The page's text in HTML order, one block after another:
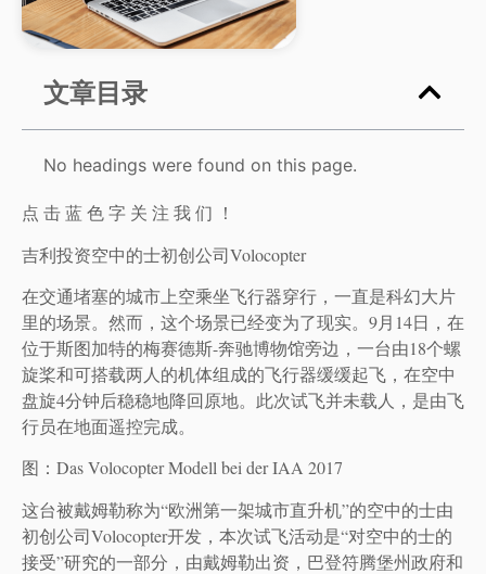
文章目录
No headings were found on this page.
点 击 蓝 色 字 关 注 我 们 ！
吉利投资空中的士初创公司Volocopter
在交通堵塞的城市上空乘坐飞行器穿行，一直是科幻大片
里的场景。然而，这个场景已经变为了现实。9月14日，在
位于斯图加特的梅赛德斯-奔驰博物馆旁边，一台由18个螺
旋桨和可搭载两人的机体组成的飞行器缓缓起飞，在空中
盘旋4分钟后稳稳地降回原地。此次试飞并未载人，是由飞
行员在地面遥控完成。
图：Das Volocopter Modell bei der IAA 2017
这台被戴姆勒称为“欧洲第一架城市直升机”的空中的士由
初创公司Volocopter开发，本次试飞活动是“对空中的士的
接受”研究的一部分，由戴姆勒出资，巴登符腾堡州政府和